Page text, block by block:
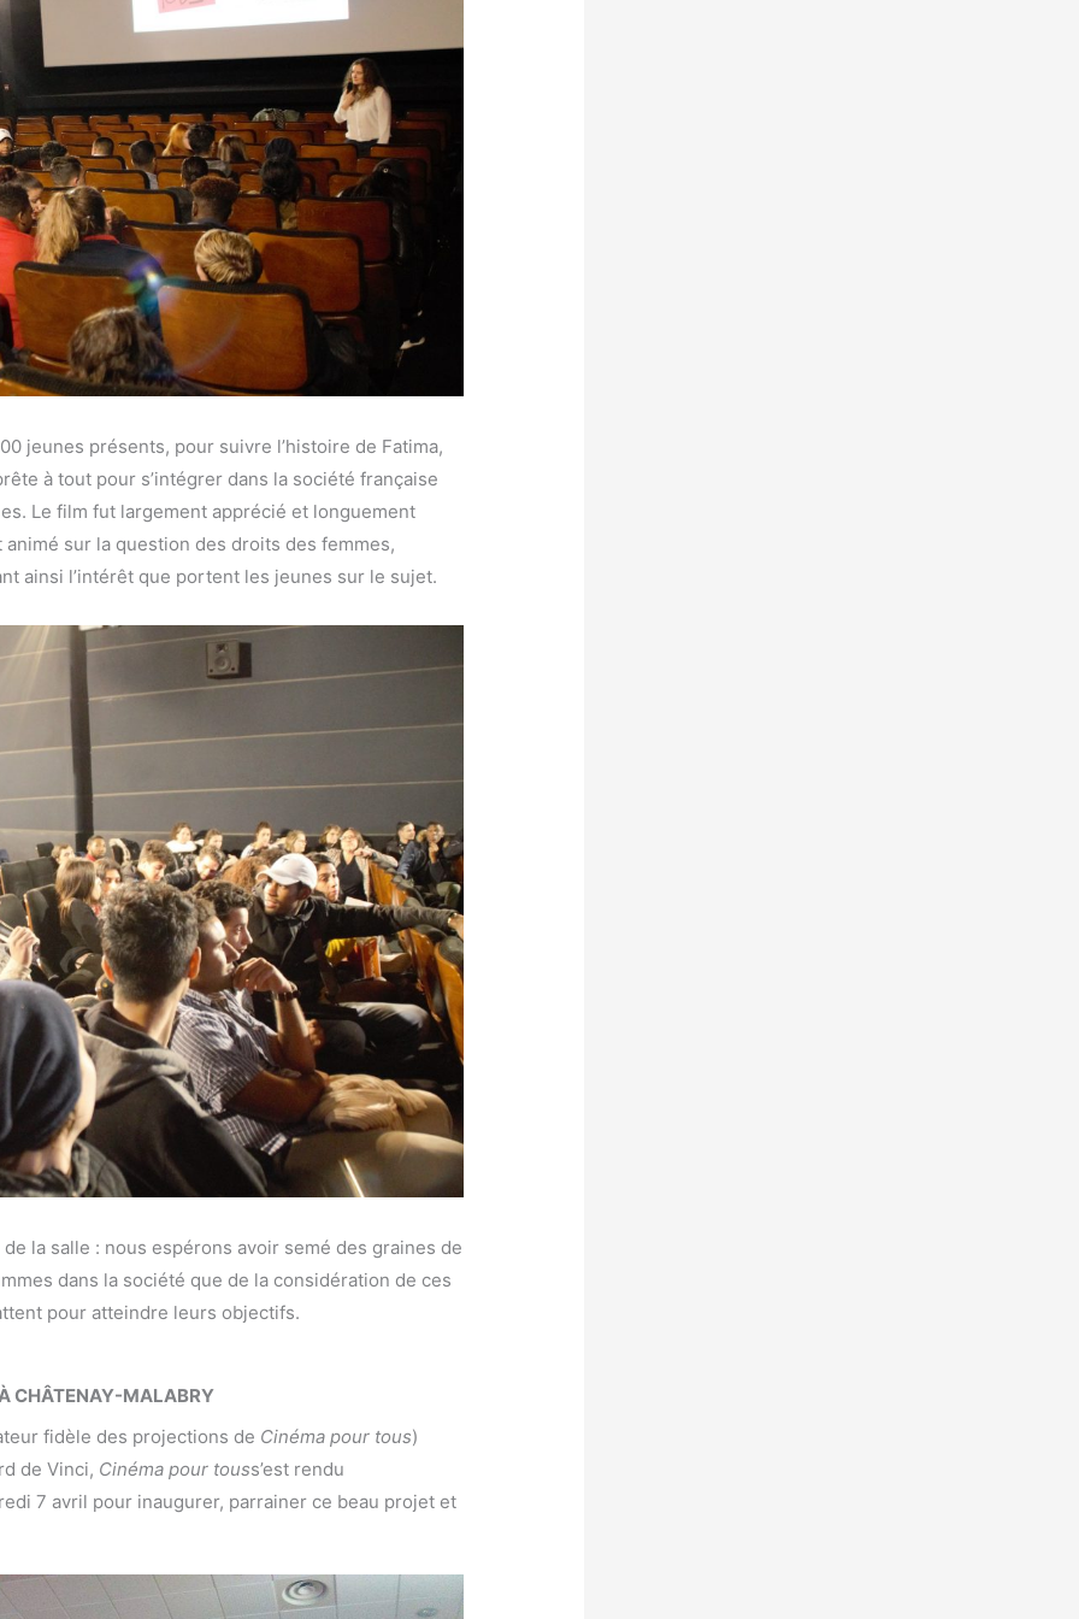
jeunes présents, pour suivre l’histoire de Fatima,
à tout pour s’intégrer dans la société française
Le film fut largement apprécié et longuement
sur la question des droits des femmes,
ainsi l’intérêt que portent les jeunes sur le sujet.
la salle : nous espérons avoir semé des graines de
dans la société que de la considération de ces
pour atteindre leurs objectifs.
CHÂTENAY-MALABRY
fidèle des projections de Cinéma pour tous)
de Vinci, Cinéma pour touss’est rendu
7 avril pour inaugurer, parrainer ce beau projet et